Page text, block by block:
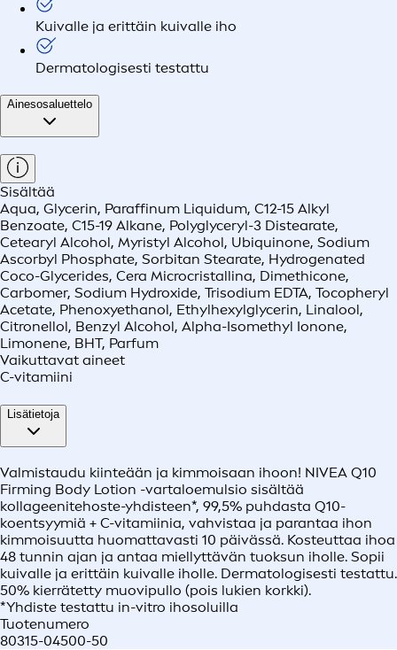
Kuivalle ja erittäin kuivalle iho
Dermatologisesti testattu
Ainesosaluettelo
Sisältää
Aqua, Glycerin, Paraffinum Liquidum, C12-15 Alkyl
Benzoate, C15-19 Alkane, Polyglyceryl-3 Distearate,
Cetearyl Alcohol, Myristyl Alcohol, Ubiquinone, Sodium
Ascorbyl Phosphate, Sorbitan Stearate, Hydrogenated
Coco-Glycerides, Cera Microcristallina, Dimethicone,
Carbomer, Sodium Hydroxide, Trisodium EDTA, Tocopheryl
Acetate, Phenoxyethanol, Ethylhexylglycerin, Linalool,
Citronellol, Benzyl Alcohol, Alpha-Isomethyl Ionone,
Limonene, BHT, Parfum
Vaikuttavat aineet
C-vitamiini
Lisätietoja
Valmistaudu kiinteään ja kimmoisaan ihoon! NIVEA Q10
Firming Body Lotion -vartaloemulsio sisältää
kollageenitehoste-yhdisteen*, 99,5% puhdasta Q10-
koentsyymiä + C-vitamiinia, vahvistaa ja parantaa ihon
kimmoisuutta huomattavasti 10 päivässä. Kosteuttaa ihoa
48 tunnin ajan ja antaa miellyttävän tuoksun iholle. Sopii
kuivalle ja erittäin kuivalle iholle. Dermatologisesti testattu.
50% kierrätetty muovipullo (pois lukien korkki).
*Yhdiste testattu in-vitro ihosoluilla
Tuotenumero
80315-04500-50